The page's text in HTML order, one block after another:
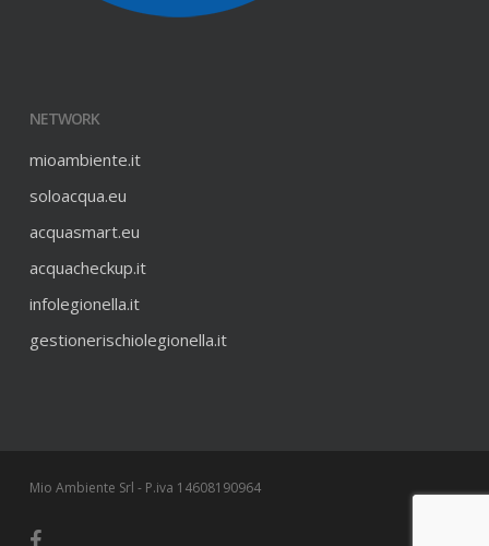
NETWORK
mioambiente.it
soloacqua.eu
acquasmart.eu
acquacheckup.it
infolegionella.it
gestionerischiolegionella.it
Mio Ambiente Srl - P.iva 14608190964
facebook